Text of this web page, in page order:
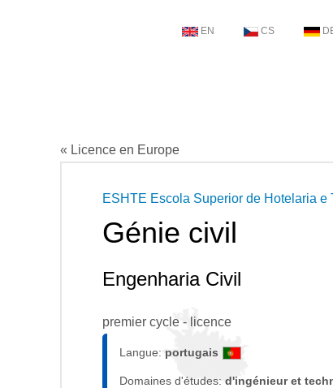
EN CS
« Licence en Europe
ESHTE Escola Superior de Hotelaria e
Génie civil
Engenharia Civil
premier cycle - licence
Langue: portugais
Domaines d'études: d'ingénieur et